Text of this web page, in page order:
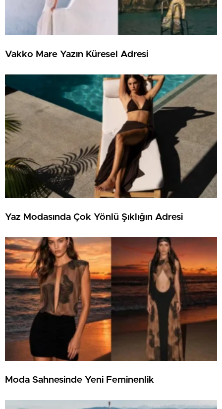
Vakko Mare Yazın Küresel Adresi
Yaz Modasında Çok Yönlü Şıklığın Adresi
Moda Sahnesinde Yeni Feminenlik